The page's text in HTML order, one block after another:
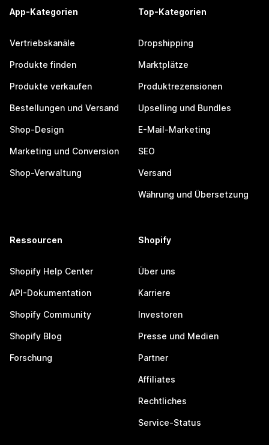
App-Kategorien
Vertriebskanäle
Produkte finden
Produkte verkaufen
Bestellungen und Versand
Shop-Design
Marketing und Conversion
Shop-Verwaltung
Top-Kategorien
Dropshipping
Marktplätze
Produktrezensionen
Upselling und Bundles
E-Mail-Marketing
SEO
Versand
Währung und Übersetzung
Ressourcen
Shopify Help Center
API-Dokumentation
Shopify Community
Shopify Blog
Forschung
Shopify
Über uns
Karriere
Investoren
Presse und Medien
Partner
Affiliates
Rechtliches
Service-Status